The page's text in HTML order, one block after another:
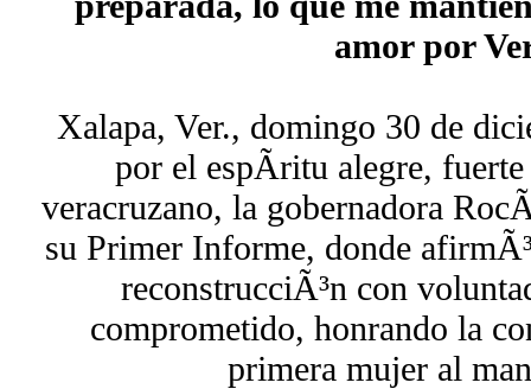
amor por
Xalapa, Ver., domingo 30 de
por el espÃ­ritu alegre,
veracruzano, la gobernadora
su Primer Informe, donde
reconstrucciÃ³n con
comprometido, honrando la
primera mujer al